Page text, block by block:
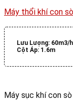
Máy thổi khí con
Lưu Lượng: 60m3/h
Cột Áp: 1.6m
Máy sục khí con